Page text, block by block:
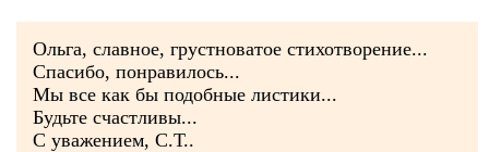
Ольга, славное, грустноватое стихотворение...
Спасибо, понравилось...
Мы все как бы подобные листики...
Будьте счастливы...
С уважением, С.Т..